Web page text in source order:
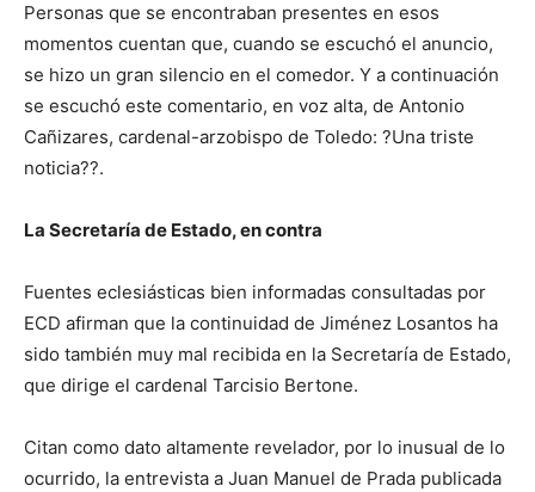
Personas que se encontraban presentes en esos
momentos cuentan que, cuando se escuchó el anuncio,
se hizo un gran silencio en el comedor. Y a continuación
se escuchó este comentario, en voz alta, de Antonio
Cañizares, cardenal-arzobispo de Toledo: ?Una triste
noticia??.
La Secretaría de Estado, en contra
Fuentes eclesiásticas bien informadas consultadas por
ECD afirman que la continuidad de Jiménez Losantos ha
sido también muy mal recibida en la Secretaría de Estado,
que dirige el cardenal Tarcisio Bertone.
Citan como dato altamente revelador, por lo inusual de lo
ocurrido, la entrevista a Juan Manuel de Prada publicada